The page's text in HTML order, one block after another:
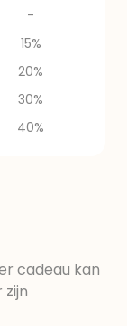
-
15%
20%
30%
40%
cadeau kan